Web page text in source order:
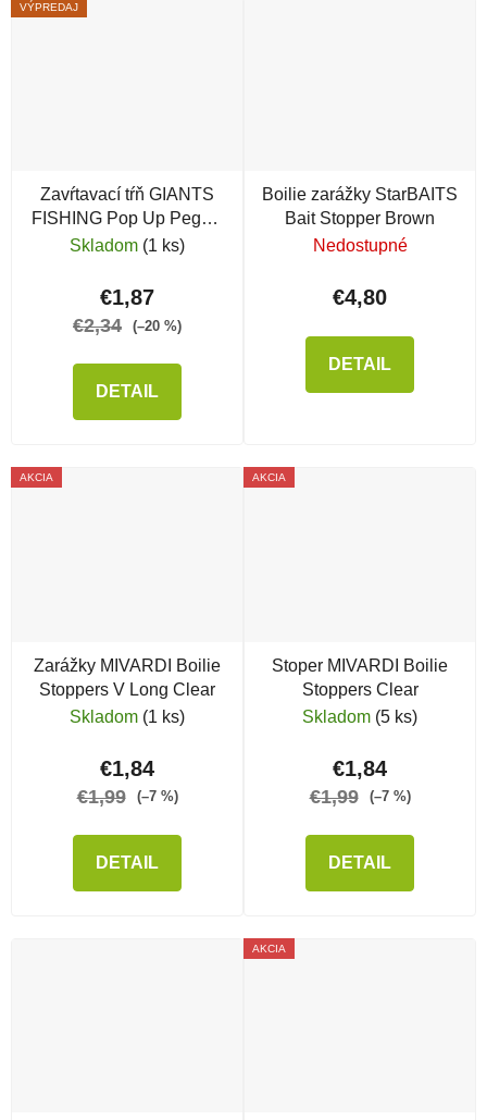
VÝPREDAJ
Zavŕtavací tŕň GIANTS
FISHING Pop Up Pegs s
očkom
Skladom (1 ks)
€1,87
€2,34 (–20 %)
DETAIL
Boilie zarážky StarBAITS
Bait Stopper Brown
Nedostupné
€4,80
DETAIL
AKCIA
Zarážky MIVARDI Boilie
Stoppers V Long Clear
Skladom (1 ks)
€1,84
€1,99 (–7 %)
DETAIL
AKCIA
Stoper MIVARDI Boilie
Stoppers Clear
Skladom (5 ks)
€1,84
€1,99 (–7 %)
DETAIL
AKCIA